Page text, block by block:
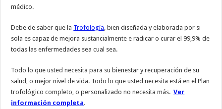
médico.
Debe de saber que la Trofología , bien diseñada y elaborada por si
sola es capaz de mejora sustancialmente e radicar o curar el 99,9% de
todas las enfermedades sea cual sea.
Todo lo que usted necesita para su bienestar y recuperación de su
salud, o mejor nivel de vida. Todo lo que usted necesita está en el Plan
trofológico completo, o personalizado no necesita más.Ver
información completa.